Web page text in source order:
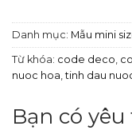
Danh mục: Mẫu mini
Từ khóa: code deco
nuoc hoa ,tinh dau
Bạn có